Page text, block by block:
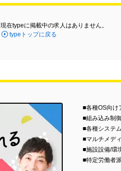
現在typeに掲載中の求人はありません。
typeトップに戻る
■各種OS向け
■組み込み制
■各種システ
■マルチメデ
■施設設備/環
■特定労働者